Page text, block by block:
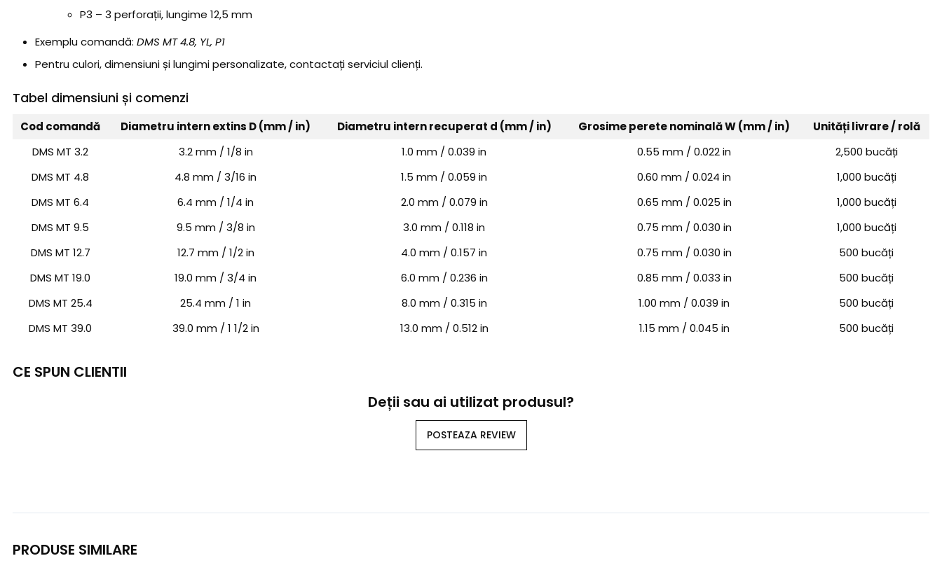
P3 – 3 perforații, lungime 12,5 mm
Exemplu comandă: DMS MT 4.8, YL, P1
Pentru culori, dimensiuni și lungimi personalizate, contactați serviciul clienți.
Tabel dimensiuni și comenzi
Cod comandă Diametru intern extins D (mm / in) Diametru intern recuperat d (mm / in) Grosime perete nominală W (mm / in)
Unități livrare / rolă
DMS MT 3.2
3.2 mm / 1/8 in 1.0 mm / 0.039 in 0.55 mm / 0.022 in
2,500 bucăți
DMS MT 4.8
4.8 mm / 3/16 in 1.5 mm / 0.059 in 0.60 mm / 0.024 in
1,000 bucăți
DMS MT 6.4
6.4 mm / 1/4 in 2.0 mm / 0.079 in 0.65 mm / 0.025 in
1,000 bucăți
DMS MT 9.5
9.5 mm / 3/8 in 3.0 mm / 0.118 in 0.75 mm / 0.030 in
1,000 bucăți
DMS MT 12.7
12.7 mm / 1/2 in 4.0 mm / 0.157 in 0.75 mm / 0.030 in
500 bucăți
DMS MT 19.0
19.0 mm / 3/4 in 6.0 mm / 0.236 in 0.85 mm / 0.033 in
500 bucăți
DMS MT 25.4
25.4 mm / 1 in 8.0 mm / 0.315 in 1.00 mm / 0.039 in
500 bucăți
DMS MT 39.0
39.0 mm / 1 1/2 in 13.0 mm / 0.512 in 1.15 mm / 0.045 in 500 bucăți
CE SPUN CLIENTII
Deții sau ai utilizat produsul?
POSTEAZA REVIEW
PRODUSE SIMILARE